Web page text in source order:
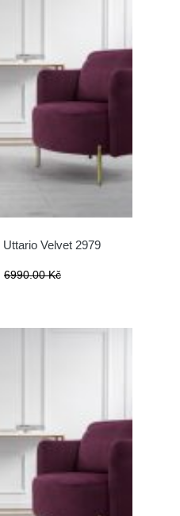
Velvet 2979
6990.00 Kč